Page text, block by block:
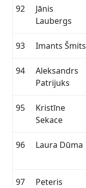
92
Jānis
Laubergs
93 Imants Šmits
94
Aleksandrs
Patrijuks
95
Kristīne
Sekace
96 Laura Dūma
97
Peteris